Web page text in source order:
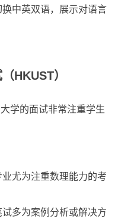
中英双语，展示对语言
HKUST）
学的面试非常注重学生
尤为注重数理能力的考
多为案例分析或解决方